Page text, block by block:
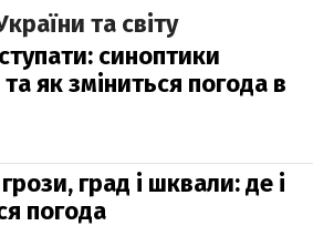
та світу
синоптики
як зміниться погода в
град і шквали: де і
погода